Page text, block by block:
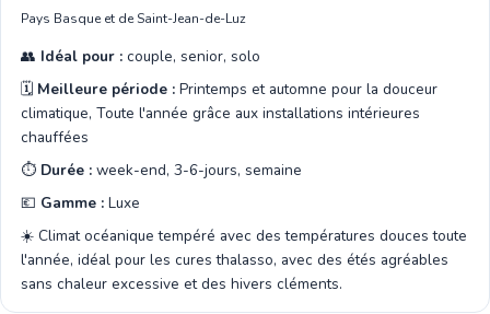
Pays Basque et de Saint-Jean-de-Luz
👥 Idéal pour : couple, senior, solo
🗓️ Meilleure période : Printemps et automne pour la douceur
climatique, Toute l'année grâce aux installations intérieures
chauffées
⏱️ Durée : week-end, 3-6-jours, semaine
💶 Gamme : Luxe
☀️ Climat océanique tempéré avec des températures douces toute
l'année, idéal pour les cures thalasso, avec des étés agréables
sans chaleur excessive et des hivers cléments.